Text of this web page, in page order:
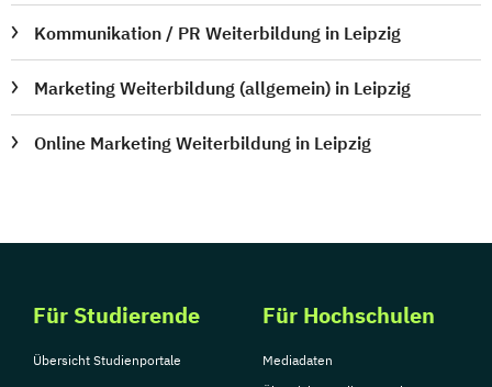
Kommunikation / PR Weiterbildung in Leipzig
Marketing Weiterbildung (allgemein) in Leipzig
Online Marketing Weiterbildung in Leipzig
Für Studierende
Übersicht Studienportale
Für Hochschulen
Mediadaten